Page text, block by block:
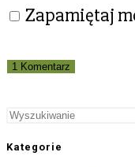
Zapamiętaj
Kategorie